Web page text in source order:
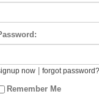
now forgot password?
Remember Me